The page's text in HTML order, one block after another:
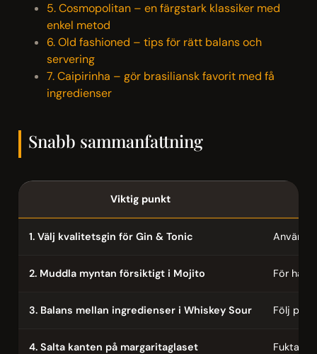
5. Cosmopolitan – en färgstark klassiker med
enkel metod
6. Old fashioned – tips för rätt balans och
servering
7. Caipirinha – gör brasiliansk favorit med få
ingredienser
Snabb sammanfattning
Viktig punkt
1. Välj kvalitetsgin för Gin & Tonic
2. Muddla myntan försiktigt i Mojito För hårt
3. Balans mellan ingredienser i Whiskey Sour Följ
4. Salta kanten på margaritaglaset Fukta